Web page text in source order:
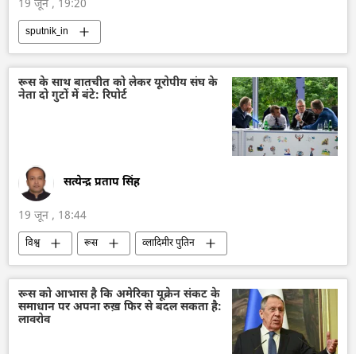
19 जून , 19:20
sputnik_in
रूस के साथ बातचीत को लेकर यूरोपीय संघ के
नेता दो गुटों में बंटे: रिपोर्ट
सत्येन्द्र प्रताप सिंह
19 जून , 18:44
विश्व रूस
व्लादिमीर पुतिन
यूरोप
यूरोपीय संघ
अमेरिका
फ्रांस
जर्मनी
नाज़ी जर्मनी
यूनाइटेड किंगडम
यूरोपीय परिषद
रूस को आभास है कि अमेरिका यूक्रेन संकट के
समाधान पर अपना रुख़ फिर से बदल सकता है:
लावरोव